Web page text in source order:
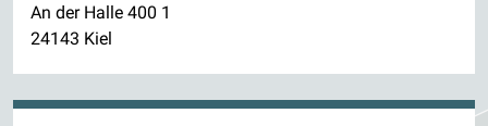
An der Halle 400 1
24143 Kiel